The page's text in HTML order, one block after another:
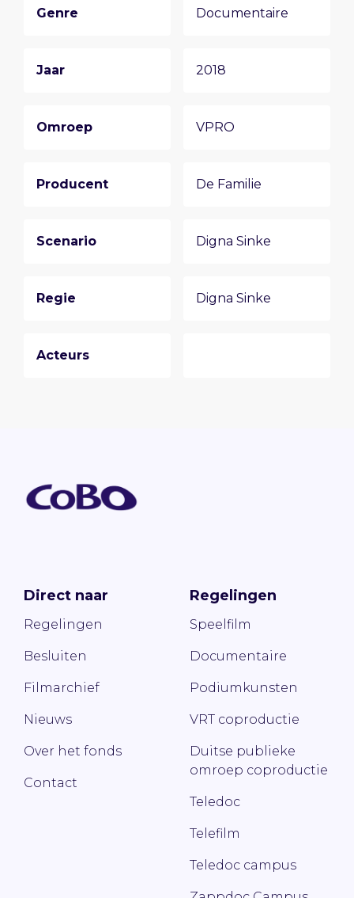
Genre Documentaire
Jaar 2018
Omroep VPRO
Producent De Familie
Scenario Digna Sinke
Regie Digna Sinke
Acteurs
Direct naar
Regelingen
Besluiten
Filmarchief
Nieuws
Over het fonds
Contact
Regelingen
Speelfilm
Documentaire
Podiumkunsten
VRT coproductie
Duitse publieke
omroep coproductie
Teledoc
Telefilm
Teledoc campus